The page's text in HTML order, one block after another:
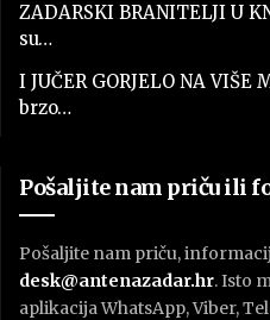
ZADARSKI BRANITELJI U
su…
I JUČER GORJELO NA
brzo…
Pošaljite nam priču ili
Pošaljite nam priču,
desk@antenazadar.hr. Isto
aplikacija WhatsApp, Viber,